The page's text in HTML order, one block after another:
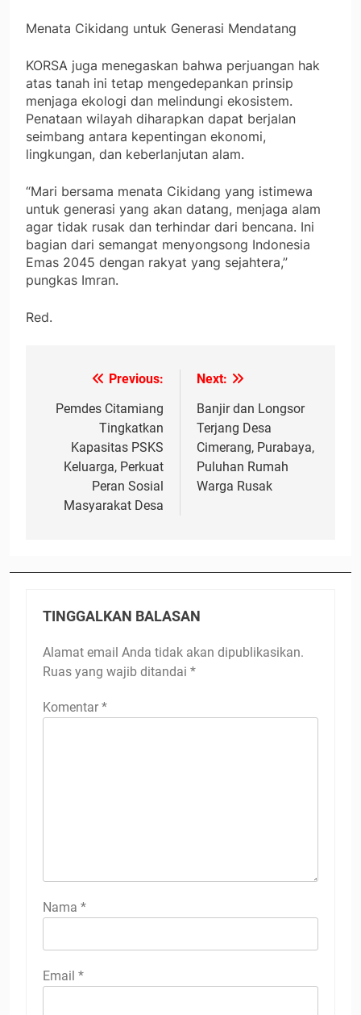
Menata Cikidang untuk Generasi Mendatang
KORSA juga menegaskan bahwa perjuangan hak
atas tanah ini tetap mengedepankan prinsip
menjaga ekologi dan melindungi ekosistem.
Penataan wilayah diharapkan dapat berjalan
seimbang antara kepentingan ekonomi,
lingkungan, dan keberlanjutan alam.
“Mari bersama menata Cikidang yang istimewa
untuk generasi yang akan datang, menjaga alam
agar tidak rusak dan terhindar dari bencana. Ini
bagian dari semangat menyongsong Indonesia
Emas 2045 dengan rakyat yang sejahtera,”
pungkas Imran.
Red.
Navigasi
pos
Previous:
Pemdes Citamiang
Tingkatkan
Kapasitas PSKS
Keluarga, Perkuat
Peran Sosial
Masyarakat Desa
Next:
Banjir dan Longsor
Terjang Desa
Cimerang, Purabaya,
Puluhan Rumah
Warga Rusak
TINGGALKAN BALASAN
Alamat email Anda tidak akan dipublikasikan.
Ruas yang wajib ditandai *
Komentar *
Nama *
Email *